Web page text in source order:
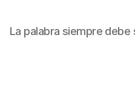
La palabra siempre debe